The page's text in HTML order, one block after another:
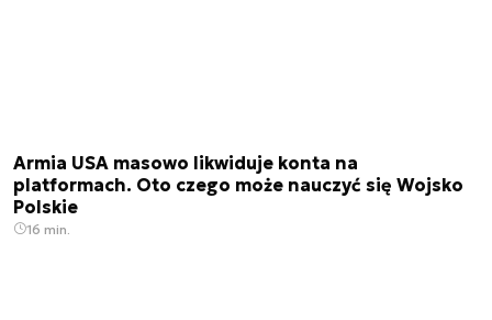
Armia USA masowo likwiduje konta na
platformach. Oto czego może nauczyć się Wojsko
Polskie
16 min.